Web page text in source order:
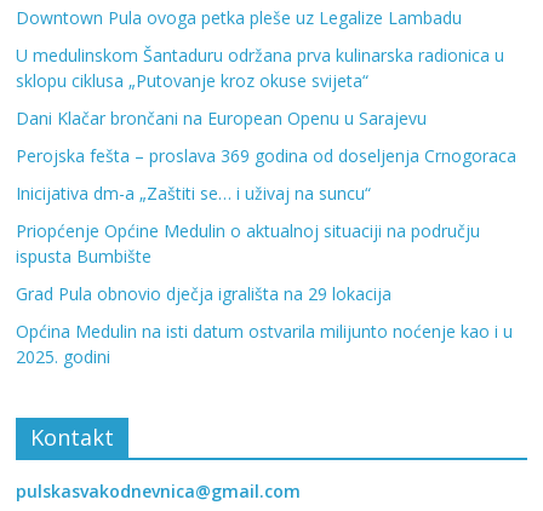
Downtown Pula ovoga petka pleše uz Legalize Lambadu
U medulinskom Šantaduru održana prva kulinarska radionica u
sklopu ciklusa „Putovanje kroz okuse svijeta“
Dani Klačar brončani na European Openu u Sarajevu
Perojska fešta – proslava 369 godina od doseljenja Crnogoraca
Inicijativa dm-a „Zaštiti se… i uživaj na suncu“
Priopćenje Općine Medulin o aktualnoj situaciji na području
ispusta Bumbište
Grad Pula obnovio dječja igrališta na 29 lokacija
Općina Medulin na isti datum ostvarila milijunto noćenje kao i u
2025. godini
Kontakt
pulskasvakodnevnica@gmail.com